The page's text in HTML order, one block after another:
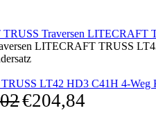
Traversen LITECRAFT
LITECRAFT TRUSS
LT42 HD3 C41H 4-Weg
€204,84